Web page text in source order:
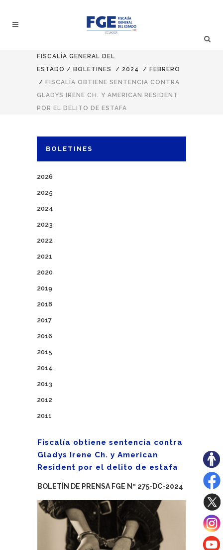
FISCALÍA GENERAL DEL
ESTADO / BOLETINES / 2024 / FEBRERO
/ FISCALÍA OBTIENE SENTENCIA CONTRA
GLADYS IRENE CH. Y AMERICAN RESIDENT
POR EL DELITO DE ESTAFA
BOLETINES
2026
2025
2024
2023
2022
2021
2020
2019
2018
2017
2016
2015
2014
2013
2012
2011
Fiscalía obtiene sentencia contra
Gladys Irene Ch. y American
Resident por el delito de estafa
BOLETÍN DE PRENSA FGE Nº 275-DC-2024